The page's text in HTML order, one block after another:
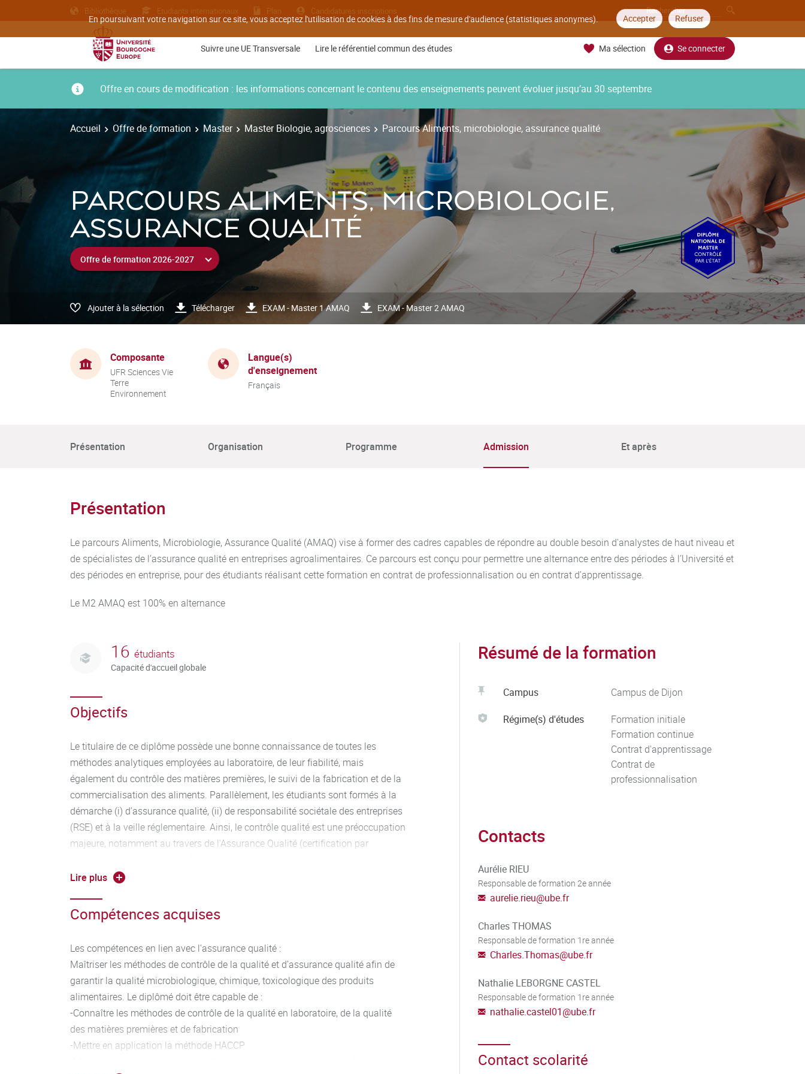
En poursuivant votre navigation sur ce site, vous acceptez l'utilisation de cookies à des fins de mesure d'audience (statistiques anonymes). Accepter Refuser
Bibliothèque Etudiants internationaux Plan Candidatures inscriptions
Suivre une UE Transversale Lire le référentiel commun des études Ma sélection Se connecter
Offre en cours de modification : les informations concernant le contenu des enseignements peuvent évoluer jusqu’au 30 septembre
Accueil Offre de formation Master Master Biologie, agrosciences Parcours Aliments, microbiologie, assurance qualité
PARCOURS ALIMENTS, MICROBIOLOGIE,
ASSURANCE QUALITÉ
Ajouter à la sélection Télécharger EXAM - Master 1 AMAQ EXAM - Master 2 AMAQ
Composante
UFR Sciences Vie
Terre
Environnement
Langue(s)
d'enseignement
Français
Présentation Organisation Programme Admission Et après
Présentation
Le parcours Aliments, Microbiologie, Assurance Qualité (AMAQ) vise à former des cadres capables de répondre au double besoin d'analystes de haut niveau et
de spécialistes de l’assurance qualité en entreprises agroalimentaires. Ce parcours est conçu pour permettre une alternance entre des périodes à l’Université et
des périodes en entreprise, pour des étudiants réalisant cette formation en contrat de professionnalisation ou en contrat d’apprentissage.
Le M2 AMAQ est 100% en alternance
16 étudiants
Capacité d'accueil globale
Objectifs
Le titulaire de ce diplôme possède une bonne connaissance de toutes les
méthodes analytiques employées au laboratoire, de leur fiabilité, mais
également du contrôle des matières premières, le suivi de la fabrication et de la
commercialisation des aliments. Parallèlement, les étudiants sont formés à la
démarche (i) d’assurance qualité, (ii) de responsabilité sociétale des entreprises
(RSE) et à la veille réglementaire. Ainsi, le contrôle qualité est une préoccupation
majeure, notamment au travers de l'Assurance Qualité (certification par
contrôles dans le secteur de la distribution, du besoin d'une formation
Un soin particulier est apporté dans l’examen des cahiers des charges liant
fournisseur et clients. Le parcours de formation AMAQ est également concerné
denrées alimentaires, ce qui se traduit par une sensibilisation à la validation des
méthodes d'analyse, à la métrologie et plus largement à la garantie de fiabilité
des résultats analytiques.
Lire plus
Compétences acquises
Les compétences en lien avec l’assurance qualité :
Maîtriser les méthodes de contrôle de la qualité et d’assurance qualité afin de
garantir la qualité microbiologique, chimique, toxicologique des produits
alimentaires. Le diplômé doit être capable de :
-Connaître les méthodes de contrôle de la qualité en laboratoire, de la qualité
des matières premières et de fabrication
-Mettre en application la méthode HACCP
Résumé de la formation
Campus Campus de Dijon
Régime(s) d'études
Formation initiale
Formation continue
Contrat d'apprentissage
Contrat de
professionnalisation
Contacts
Aurélie RIEU
Responsable de formation 2e année
aurelie.rieu@ube.fr
Charles THOMAS
Responsable de formation 1re année
Charles.Thomas@ube.fr
Nathalie LEBORGNE CASTEL
Responsable de formation 1re année
nathalie.castel01@ube.fr
Contact scolarité